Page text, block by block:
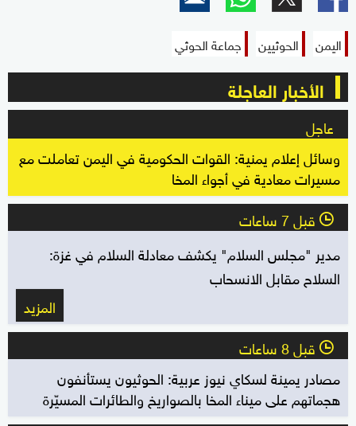
اليمن الحوثيين جماعة الحوثي
الأخبار العاجلة
عاجل
وسائل إعلام يمنية: القوات الحكومية في اليمن تعاملت مع
مسيرات معادية في أجواء المخا
l قبل 7 ساعات
مدير "مجلس السلام" يكشف معادلة السلام في غزة:
السلاح مقابل الانسحاب
المزيد
l قبل 8 ساعات
مصادر يمينة لسكاي نيوز عربية: الحوثيون يستأنفون
هجماتهم على ميناء المخا بالصواريخ والطائرات المسيّرة